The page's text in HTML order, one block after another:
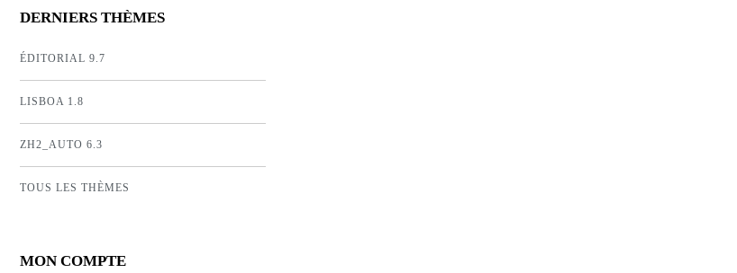
DERNIERS THÈMES
ÉDITORIAL 9.7
LISBOA 1.8
ZH2_AUTO 6.3
TOUS LES THÈMES
MON COMPTE